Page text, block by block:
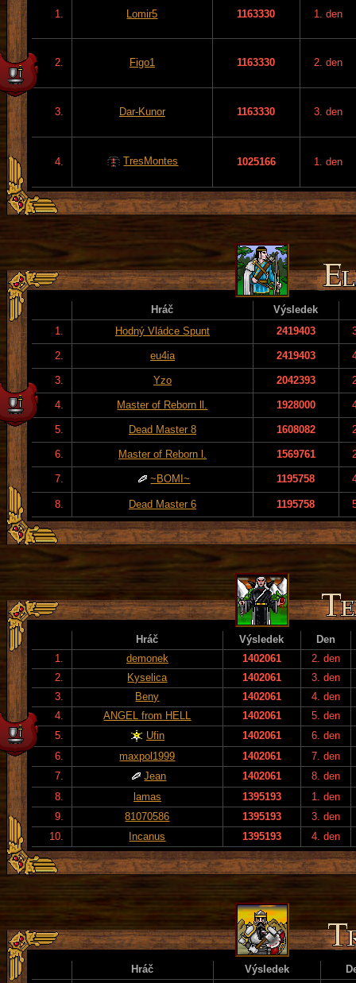
1. Lomir5 1163330 1. den
2. Figo1 1163330 2. den
3. Dar-Kunor 1163330 3. den
4. TresMontes 1025166 1. den
Hráč
Výsledek
1.
Hodný Vládce Spunt 2419403
2. eu4ia 2419403
3. Yzo 2042393
4. Master of Reborn ll. 1928000
5. Dead Master 8 1608082
6. Master of Reborn l. 1569761
7. ~BOMI~ 1195758
8. Dead Master 6 1195758
Hráč Výsledek
Den
1.
demonek 1402061
2. den
2.
Kyselica 1402061
3. den
3.
Beny 1402061
4. den
4.
ANGEL from HELL 1402061
5. den
5.
Ufin 1402061
6. den
6.
maxpol1999 1402061
7. den
7.
Jean 1402061
8. den
8.
lamas 1395193
1. den
9.
81070586 1395193
3. den
10.
Incanus 1395193 4. den
Hráč Výsledek